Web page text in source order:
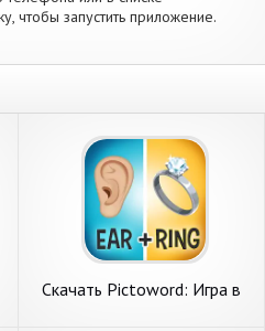
чтобы запустить приложение.
Скачать Pictoword: Игра в